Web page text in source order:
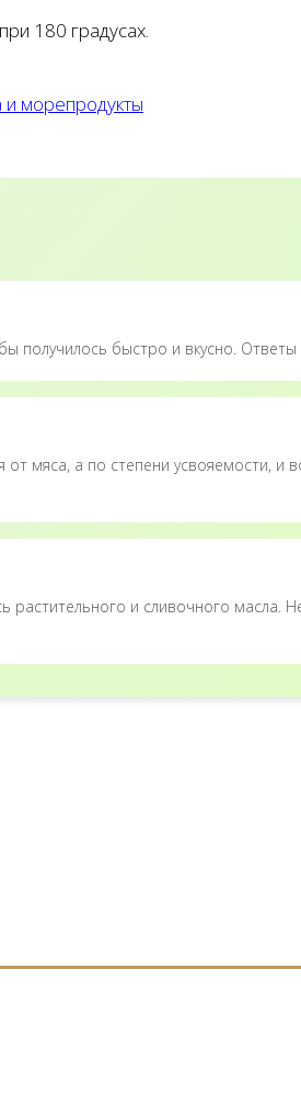
180 градусах.
и морепродукты
получилось быстро и вкусно.
мяса, а по степени усвояемости, и
и сливочного масла. Не